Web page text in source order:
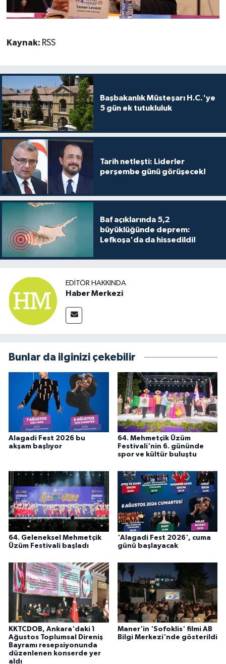
Kaynak: RSS
Başbakanlık Müsteşarı H.C.'ye
5 gün ek tutukluluk
Tarih netleşti: Liderler
perşembe günü görüşecek!
Baf açıklarında 5,2
büyüklüğünde deprem:
Lefkoşa'da da hissedildi!
EDITÖR HAKKINDA
Haber Merkezi
Bunlar da ilginizi çekebilir
Alagadi Fest 2026 bu
akşam başlıyor
64. Mehmetçik Üzüm
Festivali'nin 6. gününde
spor ve kültür buluştu
64. Geleneksel Mehmetçik
Üzüm Festivali başladı
'Alagadi Fest 2026', cuma
günü başlayacak
KKTCDOB, Ankara'daki 1
Ağustos Toplumsal Direniş
Bayramı resepsiyonunda
düzenlenen konserde yer
aldı
Maner'in 'Sofoklis' filmi AB
Bilgi Merkezi'nde gösterildi